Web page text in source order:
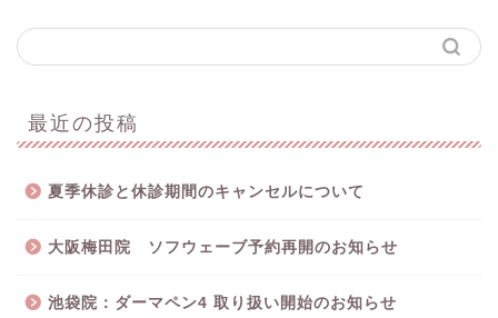
最近の投稿
夏季休診と休診期間のキャンセルについて
大阪梅田院 ソフウェーブ予約再開のお知らせ
池袋院：ダーマペン4 取り扱い開始のお知らせ